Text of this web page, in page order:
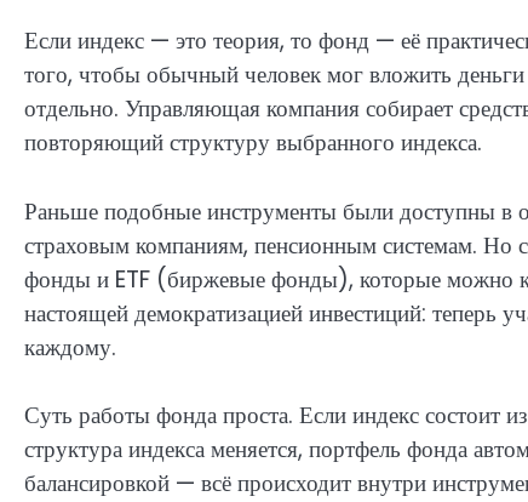
Если индекс — это теория, то фонд — её
того, чтобы обычный человек мог вложить
отдельно. Управляющая компания собирает
повторяющий структуру выбранного индекса.
Раньше подобные инструменты были доступны в
страховым компаниям, пенсионным системам. Но
фонды и ETF (биржевые фонды), которые можно
настоящей демократизацией инвестиций: теперь
каждому.
Суть работы фонда проста. Если индекс состоит
структура индекса меняется, портфель фонда
балансировкой — всё происходит внутри